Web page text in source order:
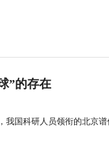
”的存在
我国科研人员领衔的北京